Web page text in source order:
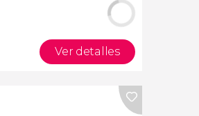
Ver detalles